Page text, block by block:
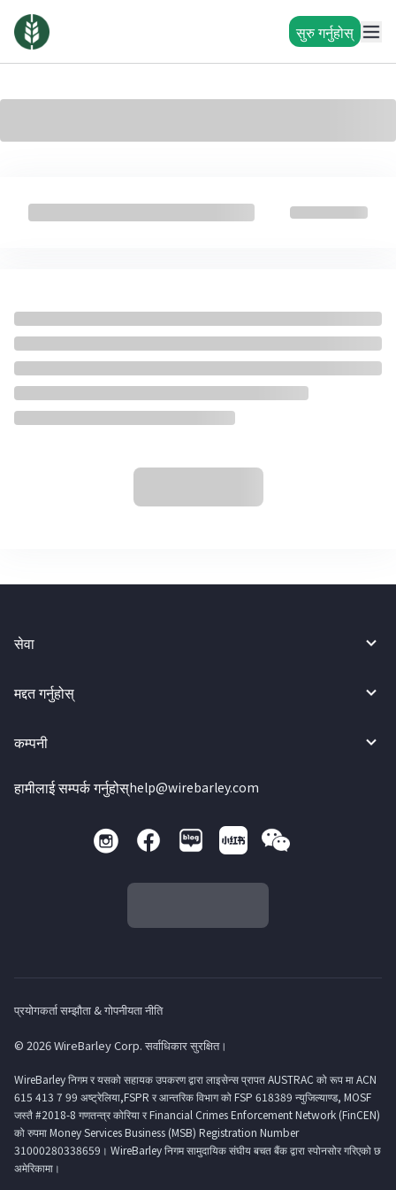
सुरु गर्नुहोस्
सेवा
मद्दत गर्नुहोस्
कम्पनी
हामीलाई सम्पर्क गर्नुहोस्help@wirebarley.com
प्रयोगकर्ता सम्झौता & गोपनीयता नीति
© 2026 WireBarley Corp. सर्वाधिकार सुरक्षित।
WireBarley निगम र यसको सहायक उपकरण द्वारा लाइसेन्स प्रापत AUSTRAC को रूप मा ACN
615 413 7 99 अष्ट्रेलिया,FSPR र आन्तरिक विभाग को FSP 618389 न्युजिल्याण्ड, MOSF
जस्तै #2018-8 गणतन्त्र कोरिया र Financial Crimes Enforcement Network (FinCEN)
को रुपमा Money Services Business (MSB) Registration Number
31000280338659। WireBarley निगम सामुदायिक संघीय बचत बैंक द्वारा स्पोनसोर गरिएको छ
अमेरिकामा।